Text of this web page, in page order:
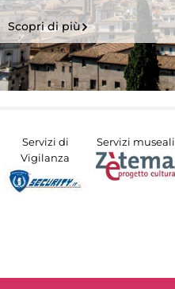
Scopri di più
Servizi di
Vigilanza
Servizi museali